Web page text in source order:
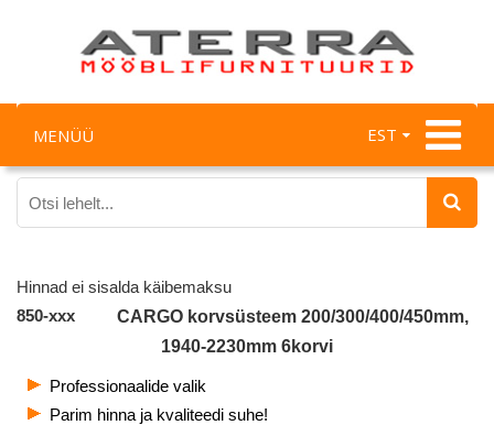
EST
MENÜÜ
Hinnad ei sisalda käibemaksu
850-xxx
CARGO korvsüsteem 200/300/400/450mm,
1940-2230mm 6korvi
Professionaalide valik
Parim hinna ja kvaliteedi suhe!